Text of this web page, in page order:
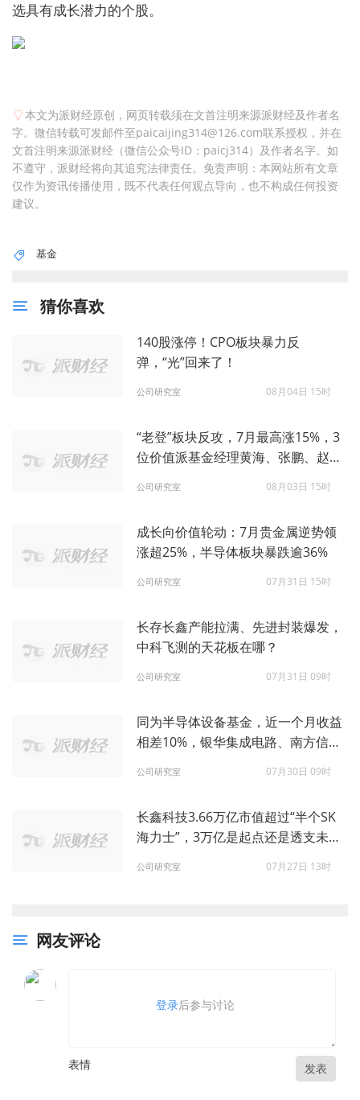
选具有成长潜力的个股。
本文为派财经原创，网页转载须在文首注明来源派财经及作者名
字。微信转载可发邮件至paicaijing314@126.com联系授权，并在
文首注明来源派财经（微信公众号ID：paicj314）及作者名字。如
不遵守，派财经将向其追究法律责任。免责声明：本网站所有文章
仅作为资讯传播使用，既不代表任何观点导向，也不构成任何投资
建议。
基金
猜你喜欢
140股涨停！CPO板块暴力反
弹，“光”回来了！
公司研究室 08月04日 15时
“老登”板块反攻，7月最高涨15%，3
位价值派基金经理黄海、张鹏、赵鹏
公司研究室 08月03日 15时
成长向价值轮动：7月贵金属逆势领
涨超25%，半导体板块暴跌逾36%
公司研究室 07月31日 15时
长存长鑫产能拉满、先进封装爆发，
中科飞测的天花板在哪？
公司研究室 07月31日 09时
同为半导体设备基金，近一个月收益
相差10%，银华集成电路、南方信息
公司研究室 07月30日 09时
长鑫科技3.66万亿市值超过“半个SK
海力士”，3万亿是起点还是透支未
公司研究室 07月27日 13时
网友评论
登录后参与讨论
表情 发表